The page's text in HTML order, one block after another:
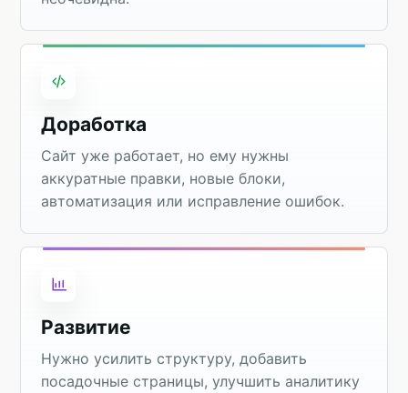
Доработка
Сайт уже работает, но ему нужны
аккуратные правки, новые блоки,
автоматизация или исправление ошибок.
Развитие
Нужно усилить структуру, добавить
посадочные страницы, улучшить аналитику